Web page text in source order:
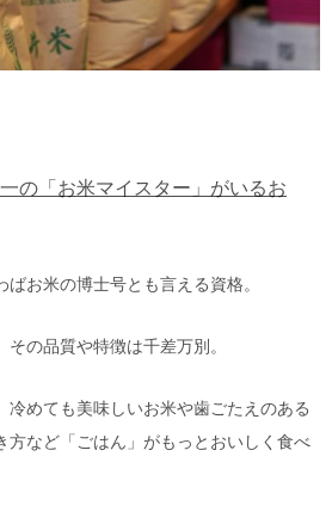
の「お米マイスター」がいるお
お米の博士号とも言える資格。
の品質や特徴は千差万別。
冷めても美味しいお米や歯ごたえのある
方など「ごはん」がもっとおいしく食べ